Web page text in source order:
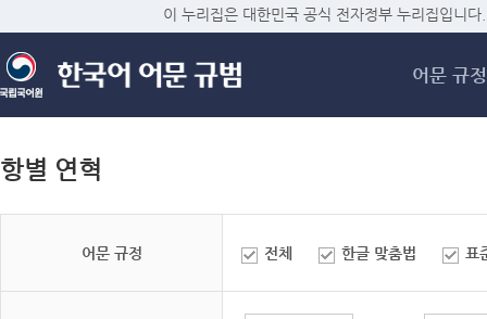
메
이 누리집은 대한민국 공식 전자정부 누리집입니다.
어문 규정
항별 연혁
어문 규정 전체 한글 맞춤법 표